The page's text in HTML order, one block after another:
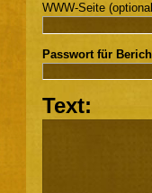
WWW-Seite
Passwort für
Text: